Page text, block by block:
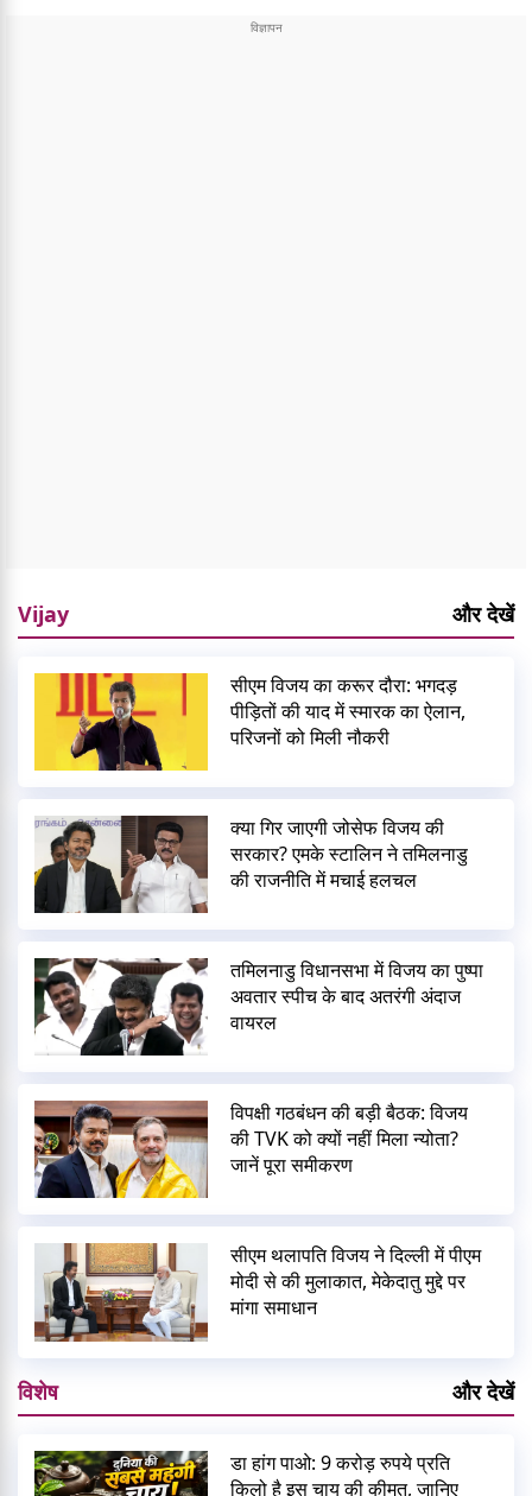
Vijay और देखें
सीएम विजय का करूर दौरा: भगदड़
पीड़ितों की याद में स्मारक का ऐलान,
परिजनों को मिली नौकरी
क्या गिर जाएगी जोसेफ विजय की
सरकार? एमके स्टालिन ने तमिलनाडु
की राजनीति में मचाई हलचल
तमिलनाडु विधानसभा में विजय का पुष्पा
अवतार स्पीच के बाद अतरंगी अंदाज
वायरल
विपक्षी गठबंधन की बड़ी बैठक: विजय
की TVK को क्यों नहीं मिला न्योता?
जानें पूरा समीकरण
सीएम थलापति विजय ने दिल्ली में पीएम
मोदी से की मुलाकात, मेकेदातु मुद्दे पर
मांगा समाधान
विशेष और देखें
डा हांग पाओ: 9 करोड़ रुपये प्रति
किलो है इस चाय की कीमत, जानिए